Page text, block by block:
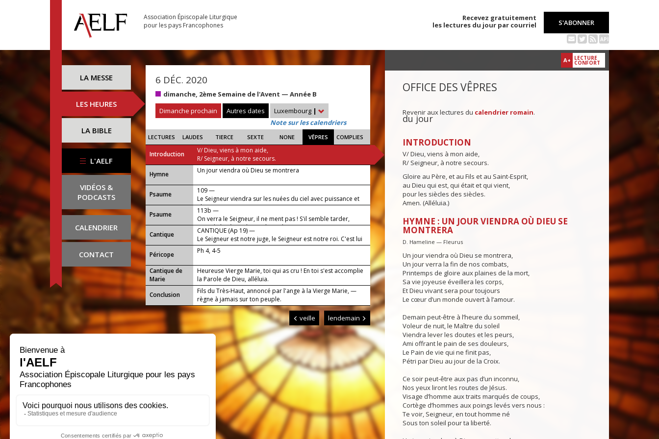
Association Épiscopale Liturgique
pour les pays Francophones
Recevez gratuitement
les lectures du jour par courriel
S'ABONNER
API
LA MESSE
LES HEURES
LA BIBLE
L'AELF
VIDÉOS &
PODCASTS
CALENDRIER
CONTACT
6 DÉC. 2020
dimanche, 2ème Semaine de l'Avent — Année B
Dimanche prochain
Autres dates Luxembourg |
Note sur les calendriers
LECTURES LAUDES TIERCE SEXTE NONE VÊPRES COMPLIES
Introduction
V/ Dieu, viens à mon aide,
R/ Seigneur, à notre secours.
...
Hymne Un jour viendra où Dieu se montrera
Psaume
109 —
Le Seigneur viendra sur les nuées du ciel avec puissance et
gloire !
Psaume
113b —
On verra le Seigneur, il ne ment pas ! S'il semble tarder,
attends-le : à son heure il viendra !
Cantique
CANTIQUE (Ap 19) —
Le Seigneur est notre juge, le Seigneur est notre roi. C'est lui
qui vient nous sauver.
Péricope
Ph 4, 4-5
Cantique de
Marie
Heureuse Vierge Marie, toi qui as cru ! En toi s'est accomplie
la Parole de Dieu, alléluia.
Conclusion
Fils du Très-Haut, annoncé par l'ange à la Vierge Marie, —
règne à jamais sur ton peuple.
veille lendemain
A+ LECTURE
CONFORT
OFFICE DES VÊPRES
Revenir aux lectures du calendrier romain.
du jour
INTRODUCTION
V/ Dieu, viens à mon aide,
R/ Seigneur, à notre secours.
Gloire au Père, et au Fils et au Saint-Esprit,
au Dieu qui est, qui était et qui vient,
pour les siècles des siècles.
Amen. (Alléluia.)
HYMNE : UN JOUR VIENDRA OÙ DIEU SE
MONTRERA
D. Hameline — Fleurus
Un jour viendra où Dieu se montrera,
Un jour verra la fin de nos combats,
Printemps de gloire aux plaines de la mort,
Sa vie joyeuse éveillera les corps,
Et Dieu vivant sera pour toujours
Le cœur d’un monde ouvert à l’amour.
Demain peut-être à l’heure du sommeil,
Voleur de nuit, le Maître du soleil
Viendra lever les doutes et les peurs,
Ami offrant le pain de ses douleurs,
Le Pain de vie qui ne finit pas,
Pétri par Dieu au jour de la Croix.
Ce soir peut-être aux pas d’un inconnu,
Nos yeux liront les routes de Jésus.
Visage d’homme aux traits marqués de coups,
Cortège d’hommes aux poings levés vers nous :
Te voir, Seigneur, en tout homme né
Sous ton soleil pour ta liberté.